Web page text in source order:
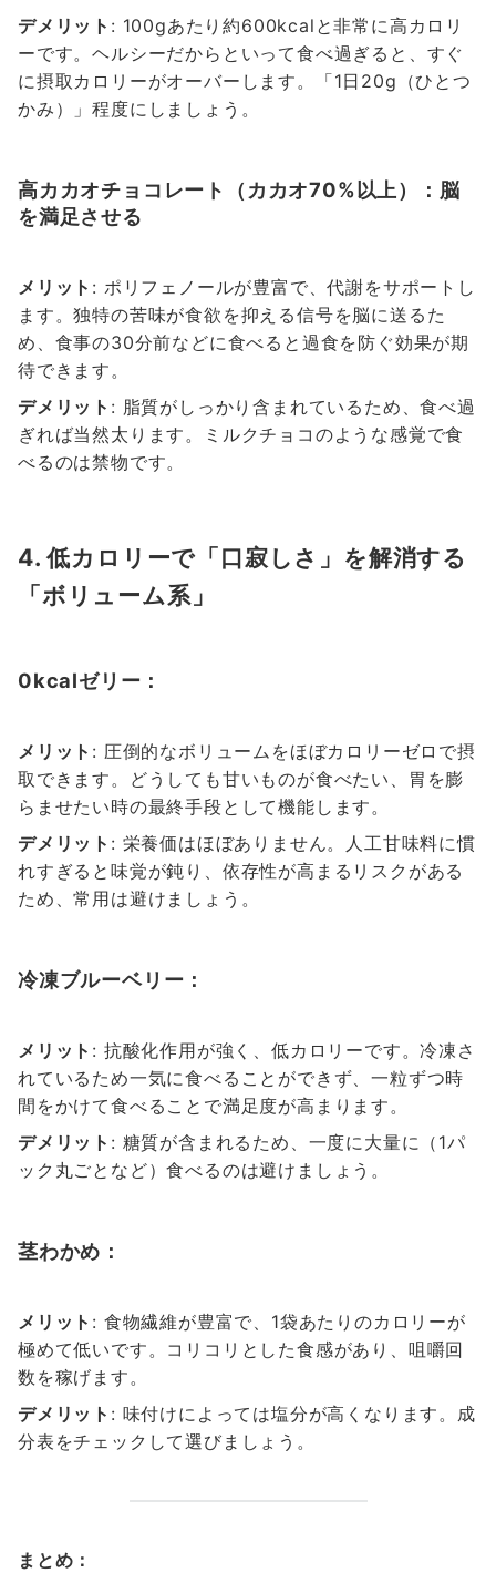
デメリット : 100gあたり約600kcalと非常に高カロリ
ーです。ヘルシーだからといって食べ過ぎると、すぐ
に摂取カロリーがオーバーします。「1日20g（ひとつ
かみ）」程度にしましょう。
高カカオチョコレート（カカオ70%以上）：脳
を満足させる
メリット : ポリフェノールが豊富で、代謝をサポートし
ます。独特の苦味が食欲を抑える信号を脳に送るた
め、食事の30分前などに食べると過食を防ぐ効果が期
待できます。
デメリット : 脂質がしっかり含まれているため、食べ過
ぎれば当然太ります。ミルクチョコのような感覚で食
べるのは禁物です。
4. 低カロリーで「口寂しさ」を解消する
「ボリューム系」
0kcalゼリー：
メリット : 圧倒的なボリュームをほぼカロリーゼロで摂
取できます。どうしても甘いものが食べたい、胃を膨
らませたい時の最終手段として機能します。
デメリット : 栄養価はほぼありません。人工甘味料に慣
れすぎると味覚が鈍り、依存性が高まるリスクがある
ため、常用は避けましょう。
冷凍ブルーベリー：
メリット : 抗酸化作用が強く、低カロリーです。冷凍さ
れているため一気に食べることができず、一粒ずつ時
間をかけて食べることで満足度が高まります。
デメリット : 糖質が含まれるため、一度に大量に（1パ
ック丸ごとなど）食べるのは避けましょう。
茎わかめ：
メリット : 食物繊維が豊富で、1袋あたりのカロリーが
極めて低いです。コリコリとした食感があり、咀嚼回
数を稼げます。
デメリット : 味付けによっては塩分が高くなります。成
分表をチェックして選びましょう。
まとめ：